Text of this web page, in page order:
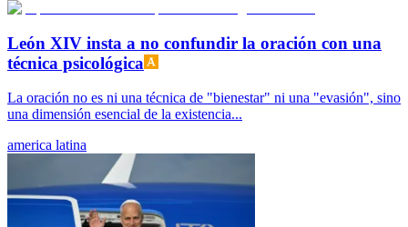
León XIV insta a no confundir la oración con una
técnica psicológica
La oración no es ni una técnica de "bienestar" ni una "evasión", sino
una dimensión esencial de la existencia...
america latina